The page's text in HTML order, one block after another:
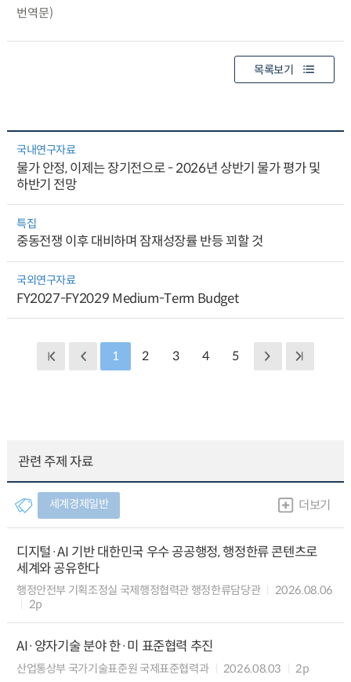
번역문)
목록보기
국내연구자료
물가 안정, 이제는 장기전으로 - 2026년 상반기 물가 평가 및
하반기 전망
특집
중동전쟁 이후 대비하며 잠재성장률 반등 꾀할 것
국외연구자료
FY2027-FY2029 Medium-Term Budget
1 2 3 4 5
관련 주제 자료
세계경제일반 더보기
디지털·AI 기반 대한민국 우수 공공행정, 행정한류 콘텐츠로
세계와 공유한다
행정안전부 기획조정실 국제행정협력관 행정한류담당관
2026.08.06
2p
AI·양자기술 분야 한·미 표준협력 추진
산업통상부 국가기술표준원 국제표준협력과 2026.08.03 2p